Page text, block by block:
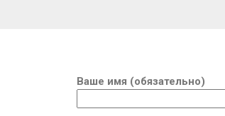
Ваше имя (обязательно)